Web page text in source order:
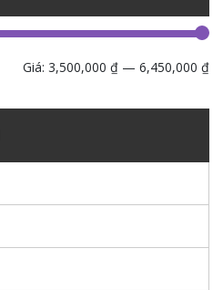
Giá: 3,500,000 ₫ — 6,450,000 ₫